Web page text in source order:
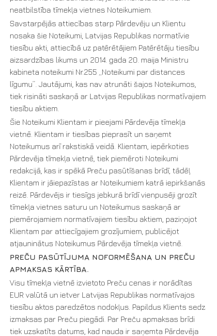
neatbilstība tīmekļa vietnes Noteikumiem.
Savstarpējās attiecības starp Pārdevēju un Klientu
nosaka šie Noteikumi, Latvijas Republikas normatīvie
tiesību akti, attiecībā uz patērētājiem Patērētāju tiesību
aizsardzības likums un 2014. gada 20. maija Ministru
kabineta noteikumi Nr.255 „Noteikumi par distances
līgumu”. Jautājumi, kas nav atrunāti šajos Noteikumos,
tiek risināti saskaņā ar Latvijas Republikas normatīvajiem
tiesību aktiem.
Šie Noteikumi Klientam ir pieejami Pārdevēja tīmekļa
vietnē. Klientam ir tiesības pieprasīt un saņemt
Noteikumus arī rakstiskā veidā. Klientam, iepērkoties
Pārdevēja tīmekļa vietnē, tiek piemēroti Noteikumi
redakcijā, kas ir spēkā Preču pasūtīšanas brīdī, tādēļ
Klientam ir jāiepazīstas ar Noteikumiem katrā iepirkšanās
reizē. Pārdevējs ir tiesīgs jebkurā brīdī vienpusēji grozīt
tīmekļa vietnes saturu un Noteikumus saskaņā ar
piemērojamiem normatīvajiem tiesību aktiem, paziņojot
Klientam par attiecīgajiem grozījumiem, publicējot
atjauninātus Noteikumus Pārdevēja tīmekļa vietnē.
PREČU PASŪTĪJUMA NOFORMĒŠANA UN PREČU
APMAKSAS KĀRTĪBA.
Visu tīmekļa vietnē izvietoto Preču cenas ir norādītas
EUR valūtā un ietver Latvijas Republikas normatīvajos
tiesību aktos paredzētos nodokļus. Papildus Klients sedz
izmaksas par Preču piegādi. Par Preču apmaksas brīdi
tiek uzskatīts datums, kad nauda ir saņemta Pārdevēja